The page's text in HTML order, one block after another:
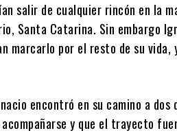
salir de cualquier rincón en la
Santa Catarina. Sin embargo
marcarlo por el resto de su vida,
encontró en su camino a dos
y que el trayecto